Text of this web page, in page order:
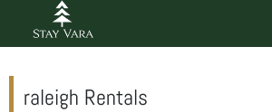
raleigh Rentals